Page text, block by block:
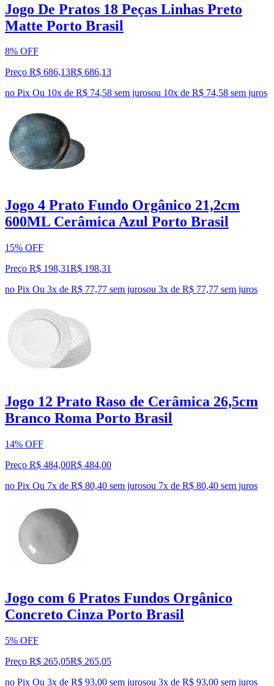
Jogo De Pratos 18 Peças Linhas Preto
Matte Porto Brasil
8% OFF
Preço R$ 686,13R$ 686,13
no Pix Ou 10x de R$ 74,58 sem jurosou 10x de R$ 74,58 sem juros
Jogo 4 Prato Fundo Orgânico 21,2cm
600ML Cerâmica Azul Porto Brasil
15% OFF
Preço R$ 198,31R$ 198,31
no Pix Ou 3x de R$ 77,77 sem jurosou 3x de R$ 77,77 sem juros
Jogo 12 Prato Raso de Cerâmica 26,5cm
Branco Roma Porto Brasil
14% OFF
Preço R$ 484,00R$ 484,00
no Pix Ou 7x de R$ 80,40 sem jurosou 7x de R$ 80,40 sem juros
Jogo com 6 Pratos Fundos Orgânico
Concreto Cinza Porto Brasil
5% OFF
Preço R$ 265,05R$ 265,05
no Pix Ou 3x de R$ 93,00 sem jurosou 3x de R$ 93,00 sem juros